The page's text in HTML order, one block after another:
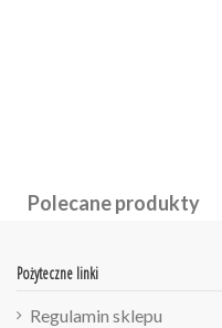
Polecane produkty
Pożyteczne linki
Regulamin sklepu